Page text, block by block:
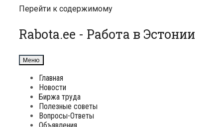
Перейти к содержимому
Rabota.ee - Работа в Эстонии
Меню
Главная
Новости
Биржа труда
Полезные советы
Вопросы-Ответы